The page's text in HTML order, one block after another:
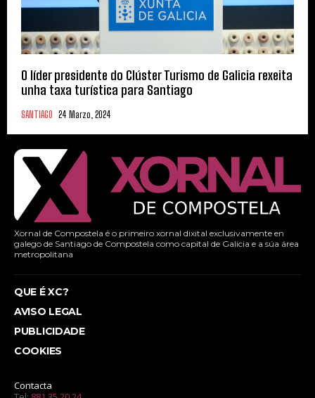
O líder presidente do Clúster Turismo de Galicia rexeita
unha taxa turística para Santiago
SANTIAGO 24 Marzo, 2024
Xornal de Compostela é o primeiro xornal dixital exclusivamente en
galego de Santiago de Compostela como capital de Galicia e a súa área
metropolitana
QUE É XC?
AVISO LEGAL
PUBLICIDADE
COOKIES
Contacta